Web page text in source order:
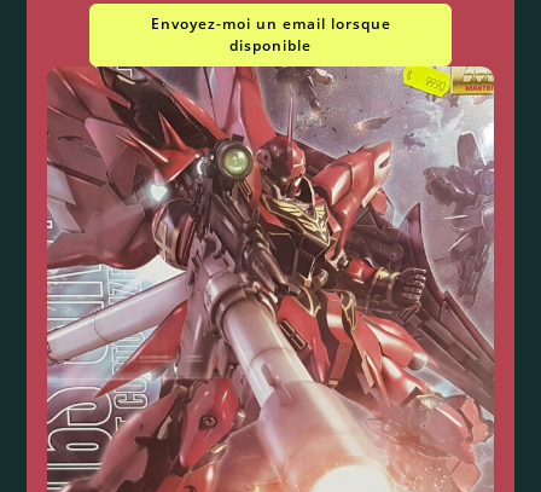
Envoyez-moi un email lorsque
disponible